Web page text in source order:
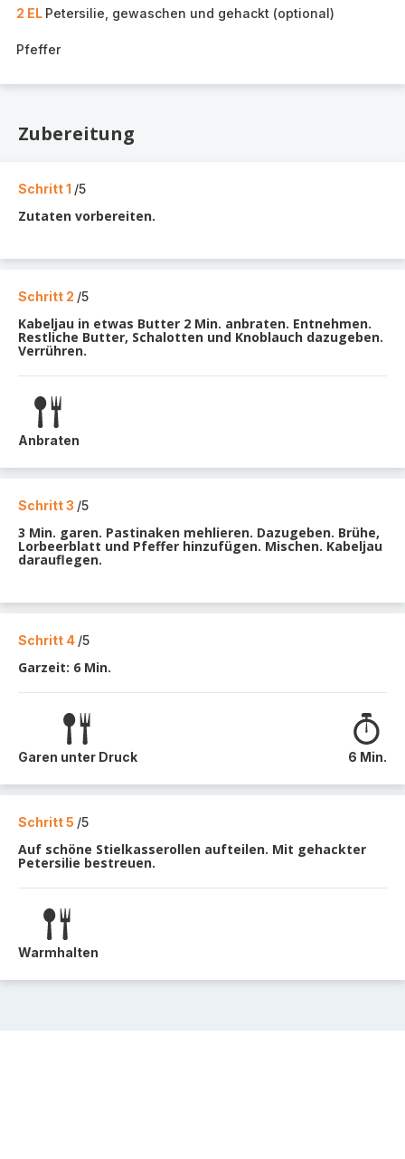
2 EL Petersilie, gewaschen und gehackt (optional)
Pfeffer
Zubereitung
Schritt 1 /5
Zutaten vorbereiten.
Schritt 2 /5
Kabeljau in etwas Butter 2 Min. anbraten. Entnehmen.
Restliche Butter, Schalotten und Knoblauch dazugeben.
Verrühren.
Anbraten
Schritt 3 /5
3 Min. garen. Pastinaken mehlieren. Dazugeben. Brühe,
Lorbeerblatt und Pfeffer hinzufügen. Mischen. Kabeljau
darauflegen.
Schritt 4 /5
Garzeit: 6 Min.
Garen unter Druck 6 Min.
Schritt 5 /5
Auf schöne Stielkasserollen aufteilen. Mit gehackter
Petersilie bestreuen.
Warmhalten